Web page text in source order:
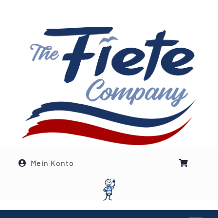
Mein Konto